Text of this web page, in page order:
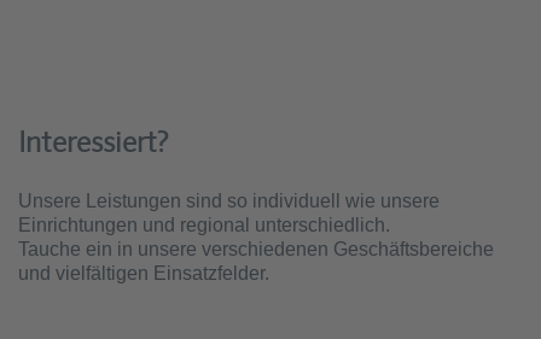
Interessiert?
Unsere Leistungen sind so individuell wie unsere
Einrichtungen und regional unterschiedlich.
Tauche ein in unsere verschiedenen Geschäftsbereiche
und vielfältigen Einsatzfelder.